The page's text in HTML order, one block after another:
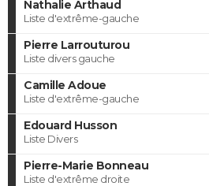
Nathalie Arthaud
Liste d'extrême-gauche
Pierre Larrouturou
Liste divers gauche
Camille Adoue
Liste d'extrême-gauche
Edouard Husson
Liste Divers
Pierre-Marie Bonneau
Liste d'extrême droite